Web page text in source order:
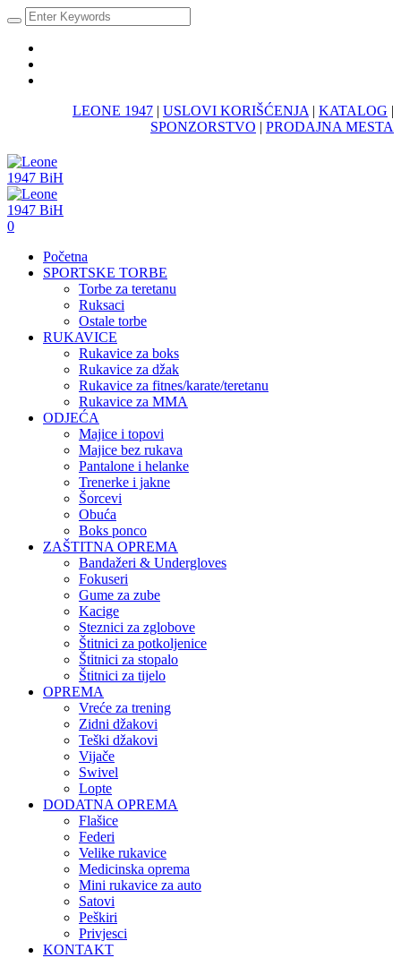
LEONE 1947 | USLOVI KORIŠĆENJA | KATALOG |
SPONZORSTVO | PRODAJNA MESTA
0
Početna
SPORTSKE TORBE
Torbe za teretanu
Ruksaci
Ostale torbe
RUKAVICE
Rukavice za boks
Rukavice za džak
Rukavice za fitnes/karate/teretanu
Rukavice za MMA
ODJEĆA
Majice i topovi
Majice bez rukava
Pantalone i helanke
Trenerke i jakne
Šorcevi
Obuća
Boks ponco
ZAŠTITNA OPREMA
Bandažeri & Undergloves
Fokuseri
Gume za zube
Kacige
Steznici za zglobove
Štitnici za potkoljenice
Štitnici za stopalo
Štitnici za tijelo
OPREMA
Vreće za trening
Zidni džakovi
Teški džakovi
Vijače
Swivel
Lopte
DODATNA OPREMA
Flašice
Federi
Velike rukavice
Medicinska oprema
Mini rukavice za auto
Satovi
Peškiri
Privjesci
KONTAKT